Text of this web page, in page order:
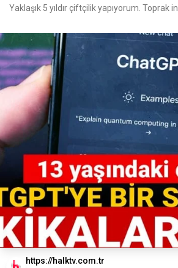
Yaklaşık 5 yıldır çiftçilik yapıyorum. Toprak in
https://halktv.com.tr